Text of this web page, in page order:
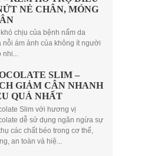
NẺ CHÂN, MÓNG
chịu của bệnh nấm da
nỗi ám ảnh của không ít người
SLIM –
GIẢM CÂN NHANH
QUẢ NHẤT
Slim với hương vị
dễ sử dụng ngăn ngừa sự
các chất béo trong cơ thể,
an toàn và hiệ...